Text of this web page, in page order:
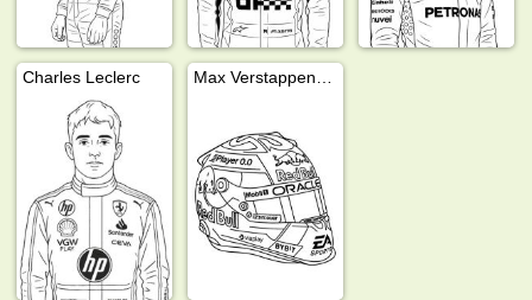
Charles Leclerc